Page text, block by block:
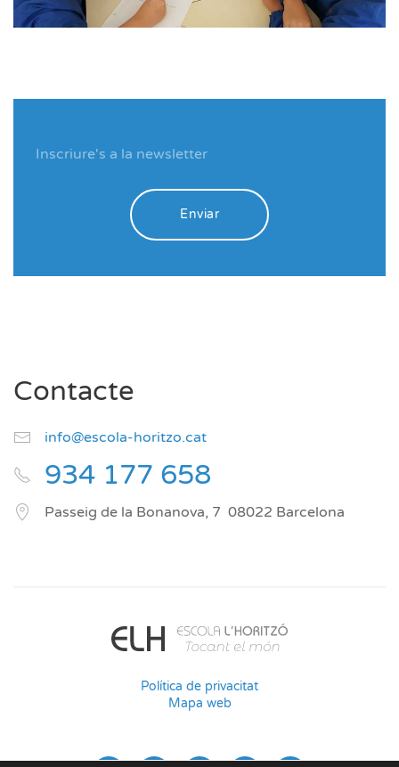
Enviar
Contacte
info@escola-horitzo.cat
934 177 658
Passeig de la Bonanova, 7 08022 Barcelona
Política de privacitat
Mapa web